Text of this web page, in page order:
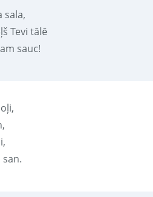
sala,
Tevi tālē
sauc!